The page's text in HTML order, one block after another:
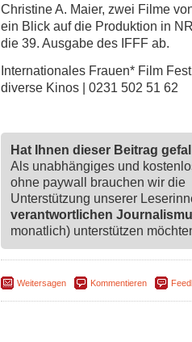
Christine A. Maier, zwei Filme
ein Blick auf die Produktion in
die 39. Ausgabe des IFFF ab.
Internationales Frauen* Film
diverse Kinos | 0231 502 51 62
Hat Ihnen dieser Beitrag
Als unabhängiges und
ohne paywall brauchen wir die
Unterstützung unserer
verantwortlichen
monatlich) unterstützen
Weitersagen Kommentieren